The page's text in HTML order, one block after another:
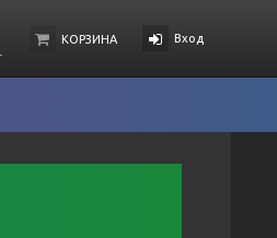
КОРЗИНА Вход